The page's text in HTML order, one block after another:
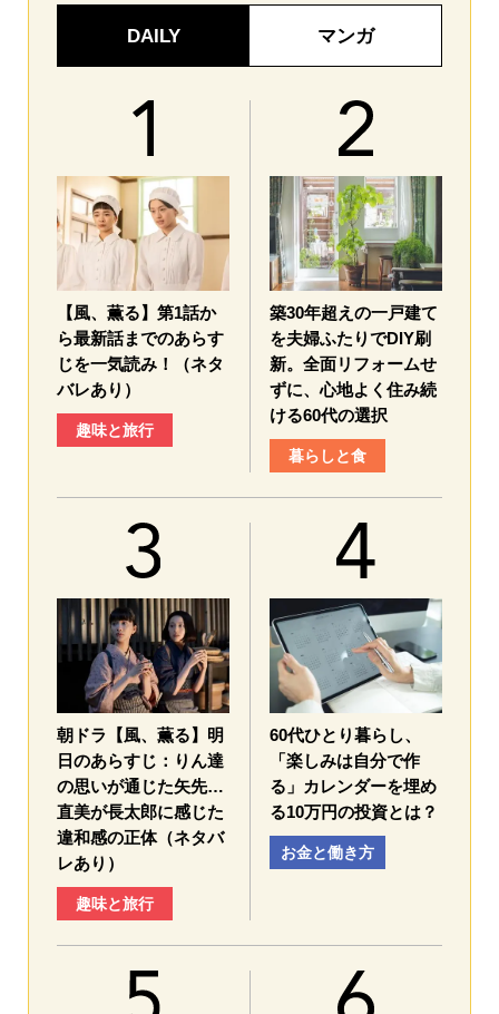
DAILY マンガ
【風、薫る】第1話か
ら最新話までのあらす
じを一気読み！（ネタ
バレあり）
趣味と旅行
築30年超えの一戸建て
を夫婦ふたりでDIY刷
新。全面リフォームせ
ずに、心地よく住み続
ける60代の選択
暮らしと食
朝ドラ【風、薫る】明
日のあらすじ：​りん達
の思いが通じた矢先…
直美が長太郎に感じた
違和感の正体（ネタバ
レあり）
趣味と旅行
60代ひとり暮らし、
「楽しみは自分で作
る」カレンダーを埋め
る10万円の投資とは？
お金と働き方